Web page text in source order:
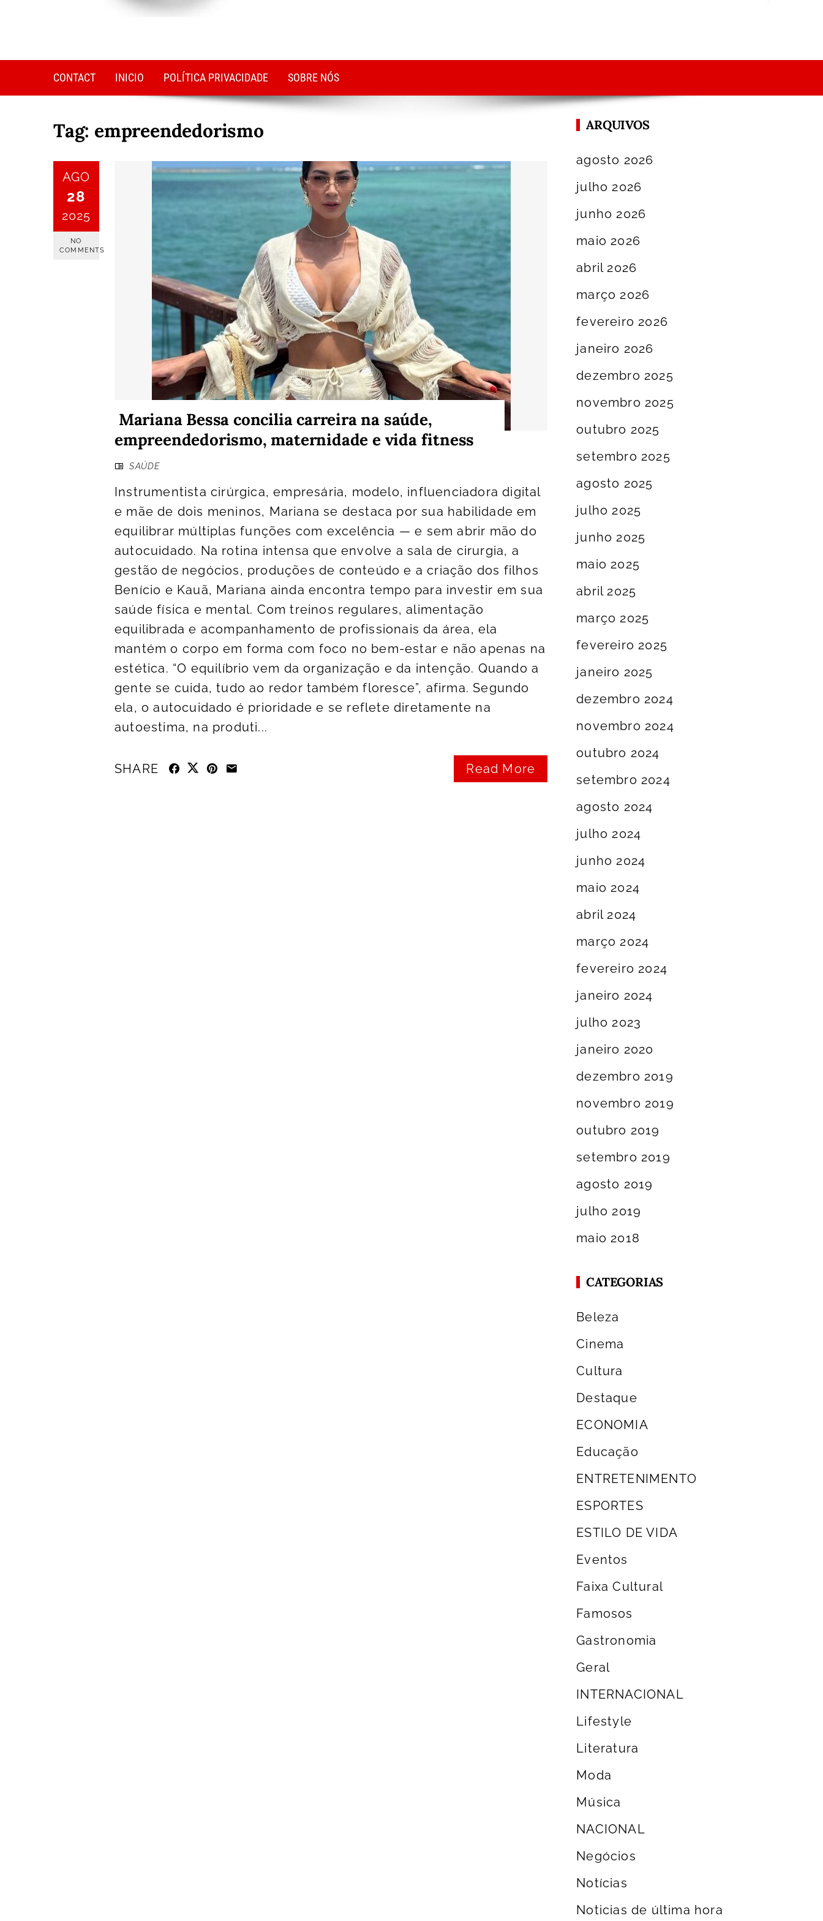
CONTACT INICIO POLÍTICA PRIVACIDADE SOBRE NÓS
Tag: empreendedorismo
AGO
28
2025
NO
COMMENTS
Mariana Bessa concilia carreira na saúde,
empreendedorismo, maternidade e vida fitness
SAÚDE
Instrumentista cirúrgica, empresária, modelo, influenciadora digital
e mãe de dois meninos, Mariana se destaca por sua habilidade em
equilibrar múltiplas funções com excelência — e sem abrir mão do
autocuidado. Na rotina intensa que envolve a sala de cirurgia, a
gestão de negócios, produções de conteúdo e a criação dos filhos
Benício e Kauã, Mariana ainda encontra tempo para investir em sua
saúde física e mental. Com treinos regulares, alimentação
equilibrada e acompanhamento de profissionais da área, ela
mantém o corpo em forma com foco no bem-estar e não apenas na
estética. “O equilíbrio vem da organização e da intenção. Quando a
gente se cuida, tudo ao redor também floresce”, afirma. Segundo
ela, o autocuidado é prioridade e se reflete diretamente na
autoestima, na produti...
Read More
SHARE
ARQUIVOS
agosto 2026
julho 2026
junho 2026
maio 2026
abril 2026
março 2026
fevereiro 2026
janeiro 2026
dezembro 2025
novembro 2025
outubro 2025
setembro 2025
agosto 2025
julho 2025
junho 2025
maio 2025
abril 2025
março 2025
fevereiro 2025
janeiro 2025
dezembro 2024
novembro 2024
outubro 2024
setembro 2024
agosto 2024
julho 2024
junho 2024
maio 2024
abril 2024
março 2024
fevereiro 2024
janeiro 2024
julho 2023
janeiro 2020
dezembro 2019
novembro 2019
outubro 2019
setembro 2019
agosto 2019
julho 2019
maio 2018
CATEGORIAS
Beleza
Cinema
Cultura
Destaque
ECONOMIA
Educação
ENTRETENIMENTO
ESPORTES
ESTILO DE VIDA
Eventos
Faixa Cultural
Famosos
Gastronomia
Geral
INTERNACIONAL
Lifestyle
Literatura
Moda
Música
NACIONAL
Negócios
Notícias
Noticias de última hora